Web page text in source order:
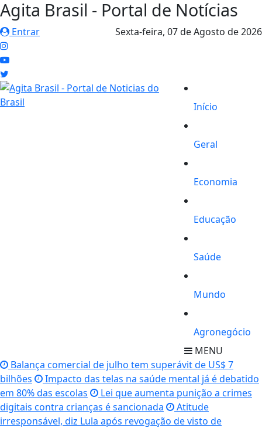
Agita Brasil - Portal de Notícias
Entrar Sexta-feira, 07 de Agosto de 2026
Início
Geral
Economia
Educação
Saúde
Mundo
Agronegócio
MENU
Balança comercial de julho tem superávit de US$ 7
bilhões
Impacto das telas na saúde mental já é debatido
em 80% das escolas
Lei que aumenta punição a crimes
digitais contra crianças é sancionada
Atitude
irresponsável, diz Lula após revogação de visto de